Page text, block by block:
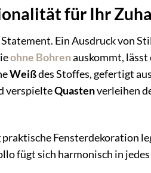
für Ihr
Ein Ausdruck von
ohne Bohrenauskommt, lässt
Weißdes Stoffes, gefertigt
verspielteQuastenverleihen
Fensterdekoration
fügt sich harmonisch in